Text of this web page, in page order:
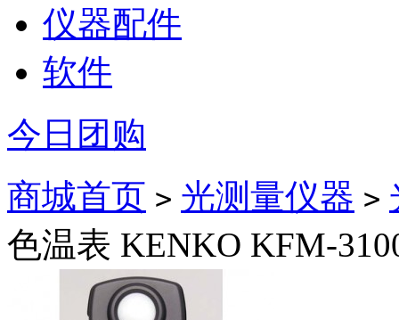
仪器配件
软件
今日团购
商城首页 > 光测量仪器 >
色温表 KENKO KFM-